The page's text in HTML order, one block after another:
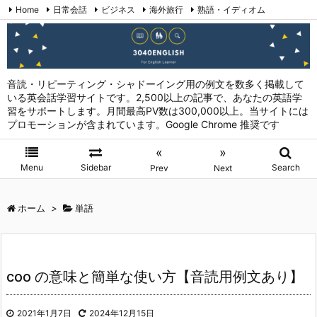
音読・リピーティング・シャドーイング用の例文を数多く掲載して
いる英会話学習サイトです。2,500以上の記事で、あなたの英語学
習をサポートします。月間最高PV数は300,000以上。当サイトには
プロモーションが含まれています。Google Chrome 推奨です
Menu Sidebar
«
Prev
»
Next Search
Home 日常会話 ビジネス 海外旅行
熟語・イディオム
英会話表現 (日本語→英語)
お問い合わせ
ホーム > 単語
coo の意味と簡単な使い方【音読用例文あり】
2021年1月7日 2024年12月15日